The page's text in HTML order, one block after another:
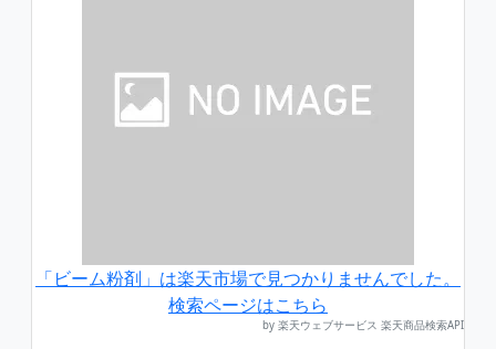
「ビーム粉剤」は楽天市場で見つかりませんでした。
検索ページはこちら
by 楽天ウェブサービス 楽天商品検索API